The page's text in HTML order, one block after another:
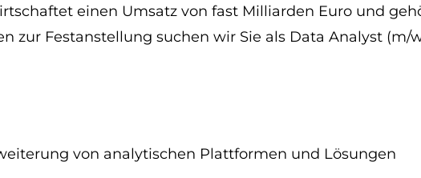
einen Umsatz von fast Milliarden Euro und
zur Festanstellung suchen wir Sie als Data Analyst (m/
von analytischen Plattformen und Lösungen